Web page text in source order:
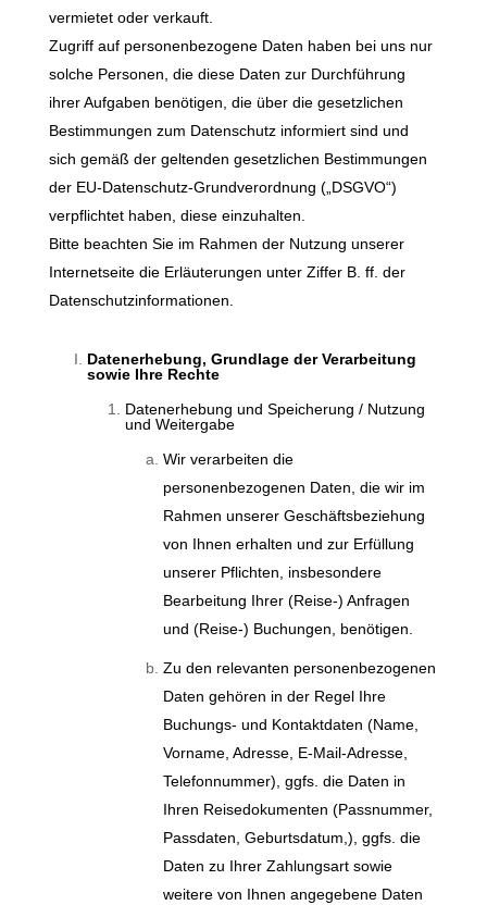
vermietet oder verkauft.
Zugriff auf personenbezogene Daten haben bei uns nur
solche Personen, die diese Daten zur Durchführung
ihrer Aufgaben benötigen, die über die gesetzlichen
Bestimmungen zum Datenschutz informiert sind und
sich gemäß der geltenden gesetzlichen Bestimmungen
der EU-Datenschutz-Grundverordnung („DSGVO“)
verpflichtet haben, diese einzuhalten.
Bitte beachten Sie im Rahmen der Nutzung unserer
Internetseite die Erläuterungen unter Ziffer B. ff. der
Datenschutzinformationen.
Datenerhebung, Grundlage der Verarbeitung
sowie Ihre Rechte
Datenerhebung und Speicherung / Nutzung
und Weitergabe
Wir verarbeiten die
personenbezogenen Daten, die wir im
Rahmen unserer Geschäftsbeziehung
von Ihnen erhalten und zur Erfüllung
unserer Pflichten, insbesondere
Bearbeitung Ihrer (Reise-) Anfragen
und (Reise-) Buchungen, benötigen.
Zu den relevanten personenbezogenen
Daten gehören in der Regel Ihre
Buchungs- und Kontaktdaten (Name,
Vorname, Adresse, E-Mail-Adresse,
Telefonnummer), ggfs. die Daten in
Ihren Reisedokumenten (Passnummer,
Passdaten, Geburtsdatum,), ggfs. die
Daten zu Ihrer Zahlungsart sowie
weitere von Ihnen angegebene Daten